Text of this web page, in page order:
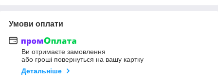
Умови оплати
Ви отримаєте замовлення
або гроші повернуться на вашу картку
Детальніше